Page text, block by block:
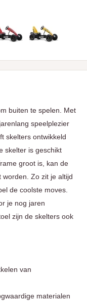
buiten te spelen. Met
speelplezier
skelters ontwikkeld
skelter is geschikt
groot is, kan de
Zo zit je altijd
de coolste moves.
je nog jaren
zijn de skelters ook
van
materialen